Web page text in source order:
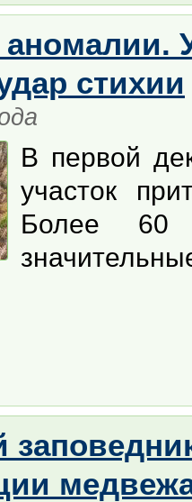
стихии
В первой
участок
Более 60